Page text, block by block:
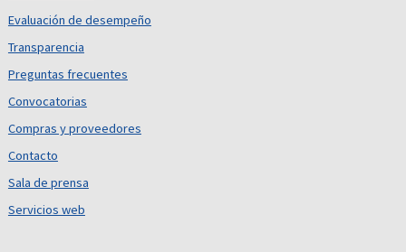
Evaluación de desempeño
Transparencia
Preguntas frecuentes
Convocatorias
Compras y proveedores
Contacto
Sala de prensa
Servicios web